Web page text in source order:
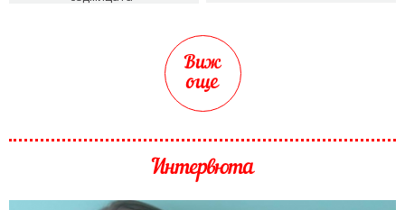
Виж
още
Интервюта